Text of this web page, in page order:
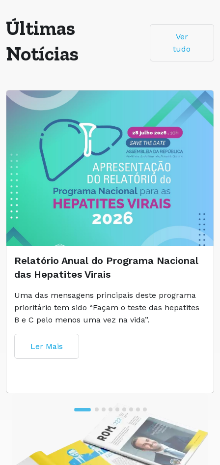
Últimas
Notícias
Ver
tudo
Relatório Anual do Programa Nacional
das Hepatites Virais
Uma das mensagens principais deste programa
prioritário tem sido “Façam o teste das hepatites
B e C pelo menos uma vez na vida”.
Ler Mais